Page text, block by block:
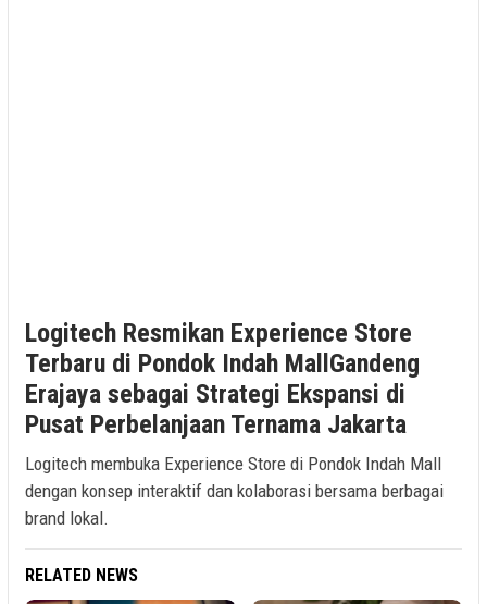
Logitech Resmikan Experience Store
Terbaru di Pondok Indah MallGandeng
Erajaya sebagai Strategi Ekspansi di
Pusat Perbelanjaan Ternama Jakarta
Logitech membuka Experience Store di Pondok Indah Mall
dengan konsep interaktif dan kolaborasi bersama berbagai
brand lokal.
RELATED NEWS